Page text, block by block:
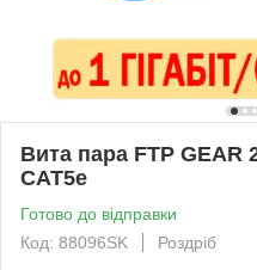
Вита пара FTP GEAR
CAT5e
Готово до відправки
Код: 88096SK
Роздріб